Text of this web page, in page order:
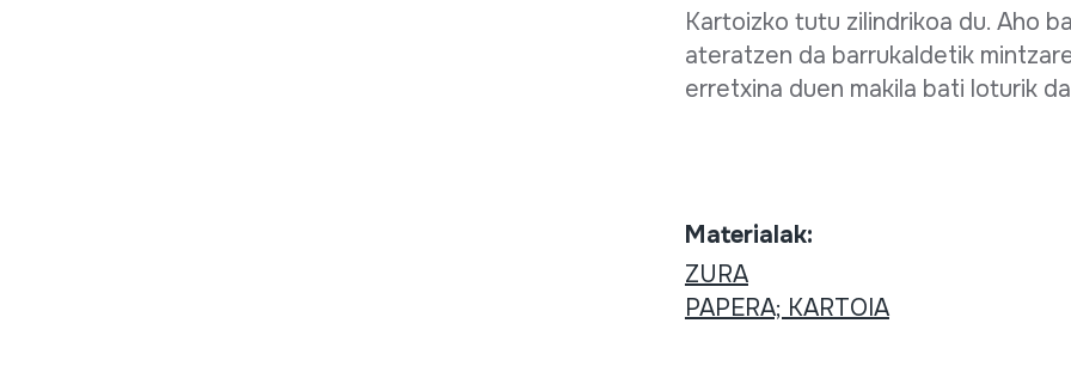
Kartoizko tutu zilindrikoa du. Aho
ateratzen da barrukaldetik
erretxina duen makila bati loturik
Materialak:
ZURA
PAPERA; KARTOIA